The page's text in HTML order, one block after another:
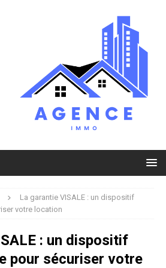
La garantie VISALE : un dispositif
votre location
: un dispositif
pour sécuriser votre